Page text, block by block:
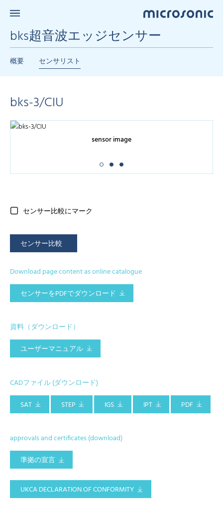
bks超音波エッジセンサー
概要 センサリスト
bks-3/CIU
sensor image
センサー比較にマーク
センサー比較
Download page content as online catalogue
センサーをPDFでダウンロード
資料（ダウンロード）
ユーザーマニュアル
CADファイル (ダウンロード)
SAT
STEP IGS IPT PDF
approvals and certificates (download)
準拠の宣言
UKCA DECLARATION OF CONFORMITY